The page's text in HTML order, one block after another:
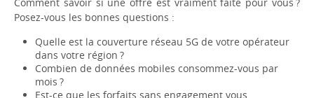
Posez-vous les bonnes questions :
Quelle est la couverture réseau 5G de votre opérateur
dans votre région ?
Combien de données mobiles consommez-vous par
mois ?
Est-ce que les forfaits sans engagement vous